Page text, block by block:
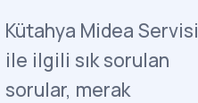
Kütahya Midea Servisi
ile ilgili sık sorulan
sorular, merak